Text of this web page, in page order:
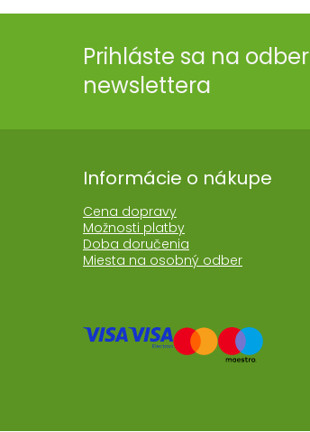
Prihláste sa na odber
newslettera
Informácie o nákupe
Cena dopravy
Možnosti platby
Doba doručenia
Miesta na osobný odber